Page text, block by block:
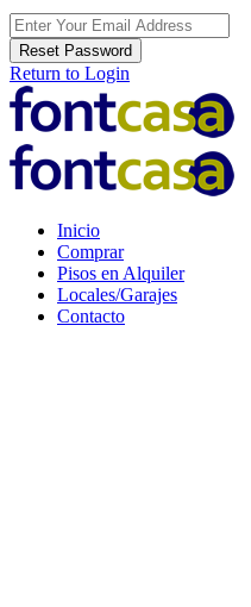
Reset Password
Return to Login
Inicio
Comprar
Pisos en Alquiler
Locales/Garajes
Contacto